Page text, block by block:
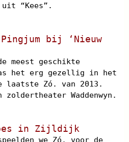
“Kees”.
bij ‘Nieuw
meest geschikte
het erg gezellig in het
laatste Zó. van 2013.
zoldertheater Waddenwyn.
in Zijldijk
we Zó. voor de